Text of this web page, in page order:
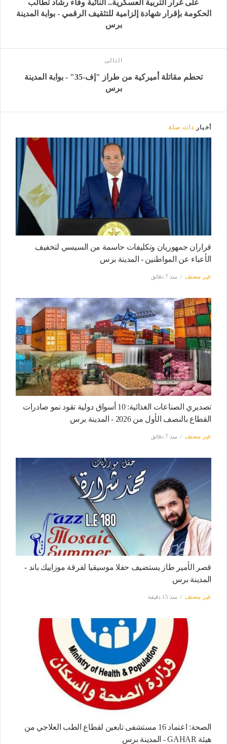
على غرار التربية العسكرية.. النائبة وفاء رشاد تطالب
الحكومة بإقرار شهادة إلزامية للتثقيف الرقمي - بوابة المدينة
برس
التالى
تحطم مقاتلة أميركية من طراز "إف-35" - بوابة المدينة
برس
أخبار ذات صلة
قراران جمهوريان وتكليفات حاسمة من السيسي لتخفيف
الأعباء عن المواطنين - المدينة برس
غير مصنف منذ 7 دقائق
تصديري الصناعات الغذائية: 10 أسواق دولية تقود نمو صادرات
القطاع بالنصف الأول من 2026 - المدينة برس
غير مصنف منذ 7 دقائق
قصر الأمير طاز يستضيف حفلا موسيقيا لفرقة موزاييك باند -
المدينة برس
غير مصنف منذ 15 دقيقة
الصحة: اعتماد 16 مستشفى تابعين لقطاع الطب العلاجي من
هيئة GAHAR - المدينة برس